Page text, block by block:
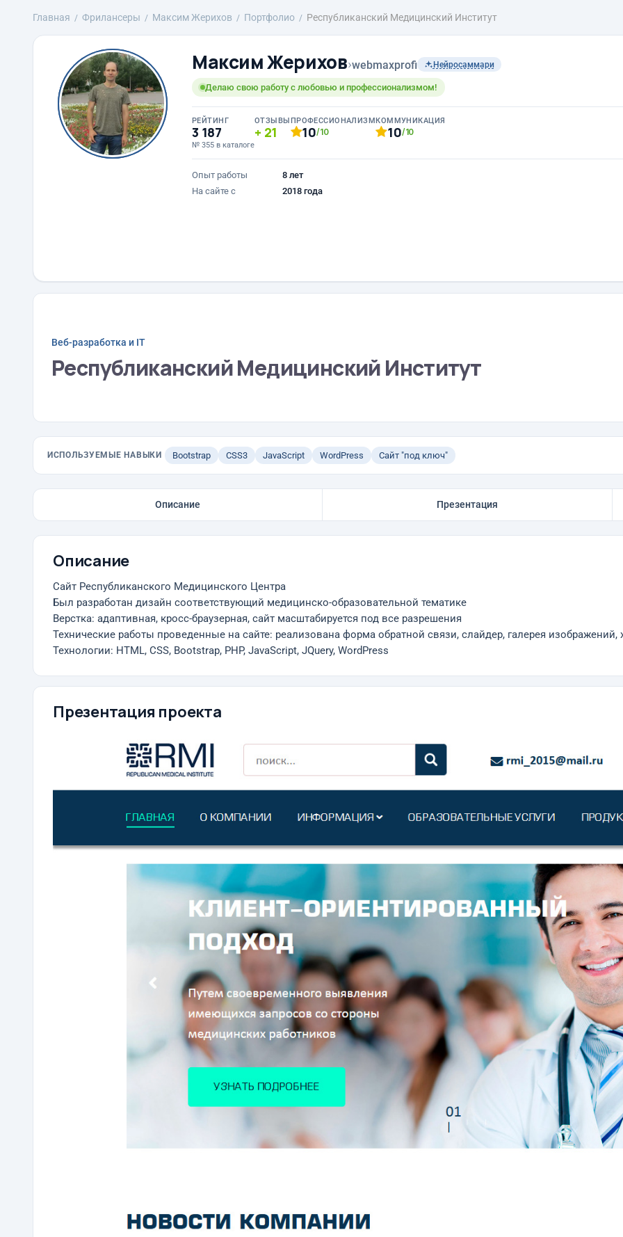
Главная Фрилансеры Максим Жерихов Портфолио Республиканский Медицинский Институт
Максим Жерихов›webmaxprofi Нейросаммари
Делаю свою работу с любовью и профессионализмом!
РЕЙТИНГ
3 187
№ 355 в каталоге
ОТЗЫВЫ
21
ПРОФЕССИОНАЛИЗМ
10/10
КОММУНИКАЦИЯ
10/10
Опыт работы
8 лет
На сайте с
2018 года
Веб-разработка и IT
Республиканский Медицинский Институт
ИСПОЛЬЗУЕМЫЕ НАВЫКИ Bootstrap CSS3 JavaScript WordPress Сайт "под ключ"
Описание Презентация
Описание
Сайт Республиканского Медицинского Центра
Был разработан дизайн соответствующий медицинско-образовательной тематике
Верстка: адаптивная, кросс-браузерная, сайт масштабируется под все разрешения
Технические работы проведенные на сайте: реализована форма обратной связи, слайдер, галерея
Технологии: HTML, CSS, Bootstrap, PHP, JavaScript, JQuery, WordPress
Презентация проекта